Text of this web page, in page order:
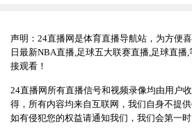
声明：24直播网是体育直播导航站，为方便
日最新NBA直播,足球五大联赛直播,足球直播
接观看！
24直播网所有直播信号和视频录像均由用户
得，所有内容均来自互联网，我们自身不提
如有侵犯您的权益请通知我们，我们会第一时